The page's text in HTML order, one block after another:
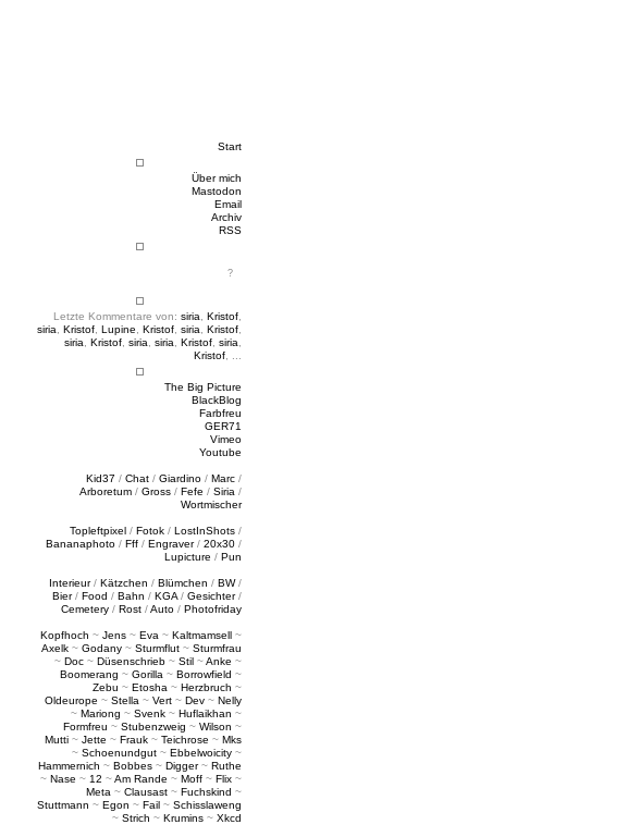
Start
Über mich
Mastodon
Email
Archiv
RSS
Letzte Kommentare von: siria Kristof
siria
Kristof Lupine Kristof siria Kristof
siria
Kristof siria siria Kristof siria
Kristof
The Big Picture
BlackBlog
Farbfreu
GER71
Vimeo
Youtube
Kid37 / Chat / Giardino / Marc /
Arboretum / Gross / Fefe / Siria /
Wortmischer
Topleftpixel / Fotok / LostInShots /
Bananaphoto / Fff / Engraver/ 20x30 /
Lupicture / Pun
Interieur/ Kätzchen / Blümchen / BW/
Bier/ Food / Bahn / KGA / Gesichter/
Cemetery / Rost /Auto / Photofriday
Kopfhoch ~ Jens ~ Eva ~ Kaltmamsell ~
Axelk ~ Godany ~ Sturmflut ~ Sturmfrau
~ Doc ~ Düsenschrieb ~ Stil ~Anke ~
Boomerang ~ Gorilla ~ Borrowfield ~
Zebu ~ Etosha ~ Herzbruch ~
Oldeurope ~ Stella ~ Vert ~ Dev ~ Nelly
~ Mariong ~ Svenk ~ Huflaikhan ~
Formfreu ~ Stubenzweig ~ Wilson ~
Mutti ~ Jette ~ Frauk ~ Teichrose ~ Mks
~ Schoenundgut ~ Ebbelwoicity ~
Hammernich ~ Bobbes ~ Digger~ Ruthe
~ Nase ~ 12 ~Am Rande ~ Moff ~ Flix ~
Meta ~ Clausast ~ Fuchskind ~
Stuttmann ~ Egon ~ Fail ~ Schisslaweng
~ Strich ~ Krumins ~ Xkcd